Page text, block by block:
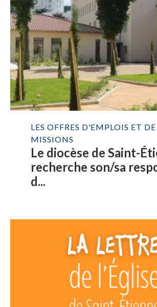
LES OFFRES D'EMPLOIS ET DE
MISSIONS
Le diocèse de Saint-
recherche son/sa
d...